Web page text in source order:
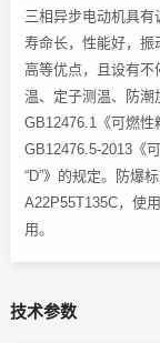
三相异步电动机具有
寿命长，性能好，振
高等优点，且设有不
温、定子测温、防潮
GB12476.1《可燃
GB12476.5-2013《
“D”》的规定。防爆
A22P55T135C，使
用。
技术参数